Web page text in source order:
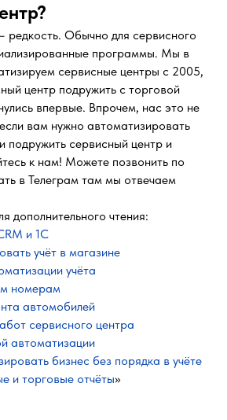
редкость. Обычно для сервисного
программы. Мы в
сервисные центры с 2005,
центр подружить с торговой
впервые. Впрочем, нас это не
вам нужно автоматизировать
подружить сервисный центр и
к нам! Можете позвонить по
в Телеграм там мы отвечаем
дополнительного чтения:
и 1С
учёт в магазине
учёта
номерам
автомобилей
сервисного центра
автоматизации
бизнес без порядка в учёте
и торговые отчёты»